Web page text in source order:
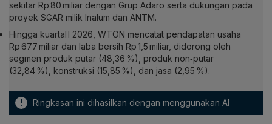
sekitar Rp 80 miliar dengan Grup Adaro serta dukungan pada
proyek SGAR milik Inalum dan ANTM.
Hingga kuartal I 2026, WTON mencatat pendapatan usaha
Rp 677 miliar dan laba bersih Rp 1,5 miliar, didorong oleh
segmen produk putar (48,36 %), produk non‑putar
(32,84 %), konstruksi (15,85 %), dan jasa (2,95 %).
! Ringkasan ini dihasilkan dengan menggunakan AI